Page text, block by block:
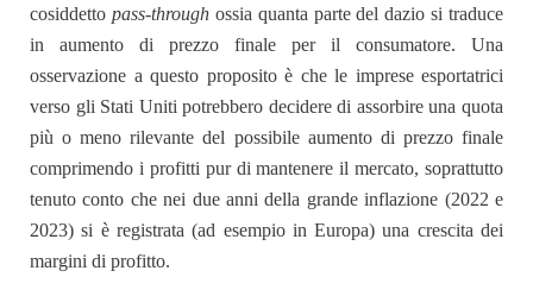
cosiddetto pass-throughossia quanta parte del dazio si traduce
in aumento di prezzo finale per il consumatore. Una
osservazione a questo proposito è che le imprese esportatrici
verso gli Stati Uniti potrebbero decidere di assorbire una quota
più o meno rilevante del possibile aumento di prezzo finale
comprimendo i profitti pur di mantenere il mercato, soprattutto
tenuto conto che nei due anni della grande inflazione (2022 e
2023) si è registrata (ad esempio in Europa) una crescita dei
margini di profitto.